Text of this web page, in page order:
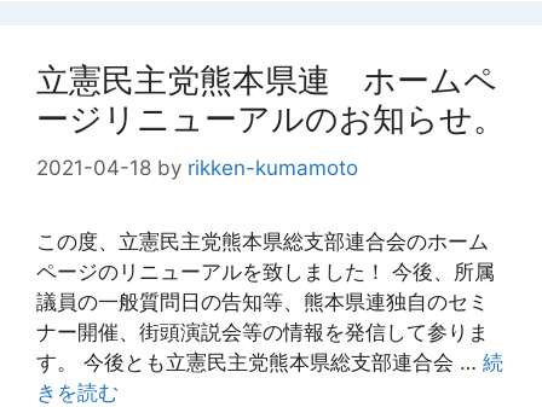
ュ
立憲民主党熊本県連 ホームペ
ージリニューアルのお知らせ。
2021-04-18 by rikken-kumamoto
この度、立憲民主党熊本県総支部連合会のホーム
ページのリニューアルを致しました！ 今後、所属
議員の一般質問日の告知等、熊本県連独自のセミ
ナー開催、街頭演説会等の情報を発信して参りま
す。 今後とも立憲民主党熊本県総支部連合会 … 続
きを読む